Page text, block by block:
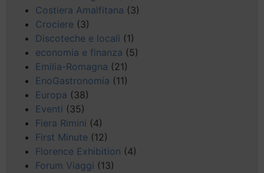
Costiera Amalfitana (3)
Crociere (3)
Discoteche e locali (1)
economia e finanza (5)
Emilia-Romagna (21)
EnoGastronomia (11)
Europa (38)
Eventi (35)
Fiera Rimini (4)
First Minute (12)
Florence Exhibition (4)
Forum Viaggi (13)